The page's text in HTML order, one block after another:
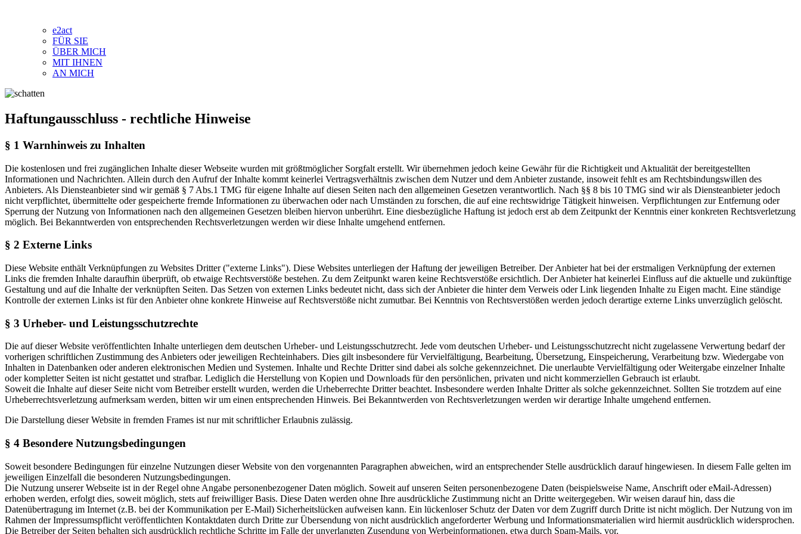
e2act
FÜR SIE
ÜBER MICH
MIT IHNEN
AN MICH
Haftungausschluss - rechtliche Hinweise
§ 1 Warnhinweis zu Inhalten
Die kostenlosen und frei zugänglichen Inhalte dieser Webseite wurden mit größtmöglicher Sorgfalt erstellt. Wir übernehmen jedoch keine Gewähr für die Richtigkeit und Aktualität der bereitgestellten
Informationen und Nachrichten. Allein durch den Aufruf der Inhalte kommt keinerlei Vertragsverhältnis zwischen dem Nutzer und dem Anbieter zustande, insoweit fehlt es am Rechtsbindungswillen des
Anbieters. Als Diensteanbieter sind wir gemäß § 7 Abs.1 TMG für eigene Inhalte auf diesen Seiten nach den allgemeinen Gesetzen verantwortlich. Nach §§ 8 bis 10 TMG sind wir als Diensteanbieter jedoch
nicht verpflichtet, übermittelte oder gespeicherte fremde Informationen zu überwachen oder nach Umständen zu forschen, die auf eine rechtswidrige Tätigkeit hinweisen. Verpflichtungen zur Entfernung oder
Sperrung der Nutzung von Informationen nach den allgemeinen Gesetzen bleiben hiervon unberührt. Eine diesbezügliche Haftung ist jedoch erst ab dem Zeitpunkt der Kenntnis einer konkreten Rechtsverletzung
möglich. Bei Bekanntwerden von entsprechenden Rechtsverletzungen werden wir diese Inhalte umgehend entfernen.
§ 2 Externe Links
Diese Website enthält Verknüpfungen zu Websites Dritter ("externe Links"). Diese Websites unterliegen der Haftung der jeweiligen Betreiber. Der Anbieter hat bei der erstmaligen Verknüpfung der externen
Links die fremden Inhalte daraufhin überprüft, ob etwaige Rechtsverstöße bestehen. Zu dem Zeitpunkt waren keine Rechtsverstöße ersichtlich. Der Anbieter hat keinerlei Einfluss auf die aktuelle und zukünftige
Gestaltung und auf die Inhalte der verknüpften Seiten. Das Setzen von externen Links bedeutet nicht, dass sich der Anbieter die hinter dem Verweis oder Link liegenden Inhalte zu Eigen macht. Eine ständige
Kontrolle der externen Links ist für den Anbieter ohne konkrete Hinweise auf Rechtsverstöße nicht zumutbar. Bei Kenntnis von Rechtsverstößen werden jedoch derartige externe Links unverzüglich gelöscht.
§ 3 Urheber- und Leistungsschutzrechte
Die auf dieser Website veröffentlichten Inhalte unterliegen dem deutschen Urheber- und Leistungsschutzrecht. Jede vom deutschen Urheber- und Leistungsschutzrecht nicht zugelassene Verwertung bedarf der
vorherigen schriftlichen Zustimmung des Anbieters oder jeweiligen Rechteinhabers. Dies gilt insbesondere für Vervielfältigung, Bearbeitung, Übersetzung, Einspeicherung, Verarbeitung bzw. Wiedergabe von
Inhalten in Datenbanken oder anderen elektronischen Medien und Systemen. Inhalte und Rechte Dritter sind dabei als solche gekennzeichnet. Die unerlaubte Vervielfältigung oder Weitergabe einzelner Inhalte
oder kompletter Seiten ist nicht gestattet und strafbar. Lediglich die Herstellung von Kopien und Downloads für den persönlichen, privaten und nicht kommerziellen Gebrauch ist erlaubt.
Soweit die Inhalte auf dieser Seite nicht vom Betreiber erstellt wurden, werden die Urheberrechte Dritter beachtet. Insbesondere werden Inhalte Dritter als solche gekennzeichnet. Sollten Sie trotzdem auf eine
Urheberrechtsverletzung aufmerksam werden, bitten wir um einen entsprechenden Hinweis. Bei Bekanntwerden von Rechtsverletzungen werden wir derartige Inhalte umgehend entfernen.
Die Darstellung dieser Website in fremden Frames ist nur mit schriftlicher Erlaubnis zulässig.
§ 4 Besondere Nutzungsbedingungen
Soweit besondere Bedingungen für einzelne Nutzungen dieser Website von den vorgenannten Paragraphen abweichen, wird an entsprechender Stelle ausdrücklich darauf hingewiesen. In diesem Falle gelten im
jeweiligen Einzelfall die besonderen Nutzungsbedingungen.
Die Nutzung unserer Webseite ist in der Regel ohne Angabe personenbezogener Daten möglich. Soweit auf unseren Seiten personenbezogene Daten (beispielsweise Name, Anschrift oder eMail-Adressen)
erhoben werden, erfolgt dies, soweit möglich, stets auf freiwilliger Basis. Diese Daten werden ohne Ihre ausdrückliche Zustimmung nicht an Dritte weitergegeben. Wir weisen darauf hin, dass die
Datenübertragung im Internet (z.B. bei der Kommunikation per E-Mail) Sicherheitslücken aufweisen kann. Ein lückenloser Schutz der Daten vor dem Zugriff durch Dritte ist nicht möglich. Der Nutzung von im
Rahmen der Impressumspflicht veröffentlichten Kontaktdaten durch Dritte zur Übersendung von nicht ausdrücklich angeforderter Werbung und Informationsmaterialien wird hiermit ausdrücklich widersprochen.
Die Betreiber der Seiten behalten sich ausdrücklich rechtliche Schritte im Falle der unverlangten Zusendung von Werbeinformationen, etwa durch Spam-Mails, vor.